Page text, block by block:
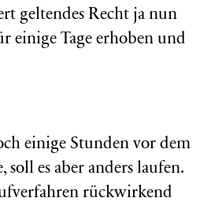
geltendes Recht ja nun
einige Tage erhoben und
einige Stunden vor dem
es aber anders laufen.
rückwirkend